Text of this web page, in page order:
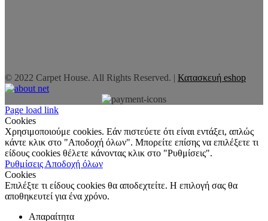
© 2022 Carpet House. All Rights Reserved. | Κατασκευή eshop
Page load link
Cookies
Χρησιμοποιούμε cookies. Εάν πιστεύετε ότι είναι εντάξει, απλώς
κάντε κλικ στο "Αποδοχή όλων". Μπορείτε επίσης να επιλέξετε τι
είδους cookies θέλετε κάνοντας κλικ στο "Ρυθμίσεις".
Ρυθμίσεις Αποδοχή όλων
Cookies
Επιλέξτε τι είδους cookies θα αποδεχτείτε. Η επιλογή σας θα
αποθηκευτεί για ένα χρόνο.
Απαραίτητα